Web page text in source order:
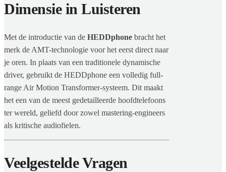
Dimensie in Luisteren
Met de introductie van de HEDDphone bracht het
merk de AMT-technologie voor het eerst direct naar
je oren. In plaats van een traditionele dynamische
driver, gebruikt de HEDDphone een volledig full-
range Air Motion Transformer-systeem. Dit maakt
het een van de meest gedetailleerde hoofdtelefoons
ter wereld, geliefd door zowel mastering-engineers
als kritische audiofielen.
Veelgestelde Vragen